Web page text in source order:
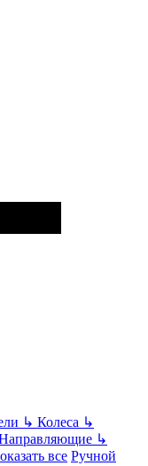
↳ Колеса ↳
↳
все Ручной